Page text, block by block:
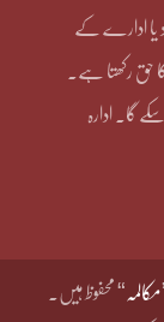
یا ادارے کے
حق رکھتا ہے۔
سکے گا۔ ادارہ
مکالمہ “ محفوظ ہیں۔